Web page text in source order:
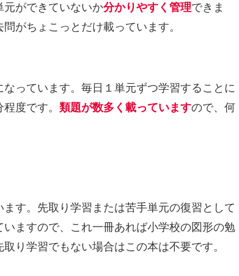
元ができていないか分かりやすく管理できま
がちょこっとだけ載っています。
っています。毎日１単元ずつ学習することに
度です。 類題が数多く載っていますので、何
す。先取り学習または苦手単元の復習として
ますので、これ一冊あれば小学校の図形の勉
り学習でもない場合はこの本は不要です。